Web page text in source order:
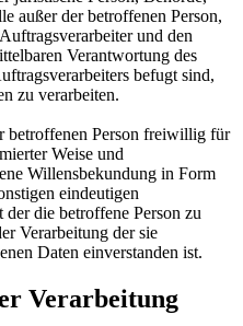
außer der betroffenen Person,
und den
Verantwortung des
befugt sind,
zu verarbeiten.
betroffenen Person freiwillig für
Weise und
Willensbekundung in Form
eindeutigen
die betroffene Person zu
Verarbeitung der sie
Daten einverstanden ist.
Verarbeitung